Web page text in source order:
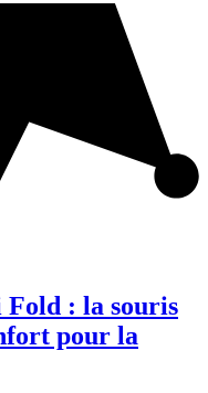
Fold : la souris
pour la